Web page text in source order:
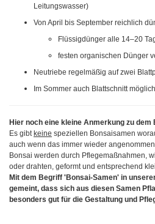
Leitungswasser)
Von April bis September reichlich
Flüssigdünger alle 14–20
festen organischen Dünger
Neutriebe regelmäßig auf zwei
Im Sommer auch Blattschnitt möglich
Hier noch eine kleine Anmerkung zu
Es gibt keine speziellen Bonsaisamen
auch wenn das immer wieder
Bonsai werden durch Pflegemaßnahmen,
oder drahten, geformt und entsprechend
Mit dem Begriff 'Bonsai-Samen' in
gemeint, dass sich aus diesen Samen
besonders gut für die Gestaltung und